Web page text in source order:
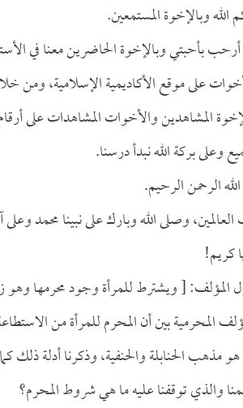
وبالإخوة المستمعين.
أرحب بأحبتي وبالإخوة الحاضرين معنا في
على موقع الأكاديمية الإسلامية، ومن
المشاهدين والأخوات المشاهدات على
وعلى بركة الله نبدأ درسنا.
الرحمن الرحيم.
وصلى الله وبارك على نبينا محمد
كريم!
المؤلف: [ ويشترط للمرأة وجود محرمها وهو
المحرمية بين أن المحرم للمرأة من
مذهب الحنابلة والحنفية، وذكرنا أدلة ذلك
والذي توقفنا عليه ما هي شروط المحرم؟